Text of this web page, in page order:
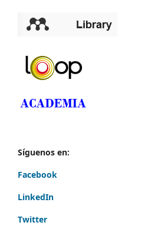
Síguenos en:
Facebook
LinkedIn
Twitter